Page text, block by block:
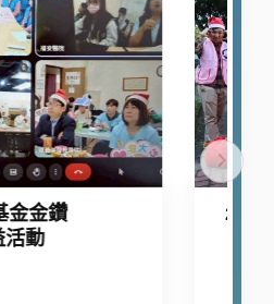
2023｜第26屆傑出基金金鑽
獎－回饋社會公益活動